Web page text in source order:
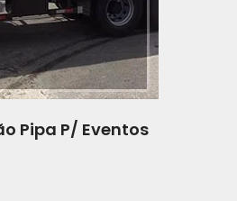
Pipa P/ Eventos